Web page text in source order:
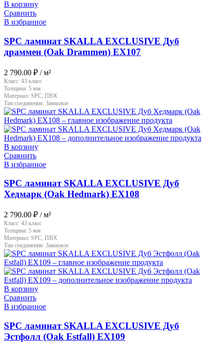
В корзину
Сравнить
В избранное
SPC ламинат SKALLA EXCLUSIVE Дуб
драммен (Oak Drammen) EX107
2 790.00 ₽ / м²
Класс: 43 класс
Толщина: 5 мм
Материал: SPC, ПВХ
Тип соединения: Замковое
В корзину
Сравнить
В избранное
SPC ламинат SKALLA EXCLUSIVE Дуб
Хедмарк (Oak Hedmark) EX108
2 790.00 ₽ / м²
Класс: 43 класс
Толщина: 5 мм
Материал: SPC, ПВХ
Тип соединения: Замковое
В корзину
Сравнить
В избранное
SPC ламинат SKALLA EXCLUSIVE Дуб
Эстфолл (Oak Estfall) EX109